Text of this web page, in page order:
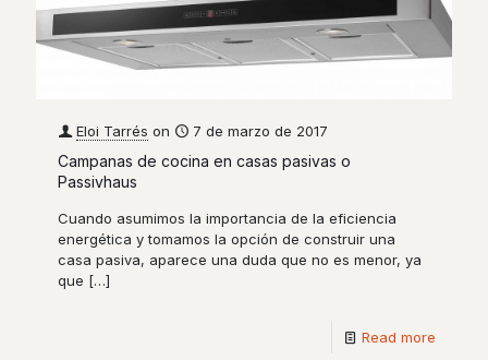
Eloi Tarrés on 7 de marzo de 2017
Campanas de cocina en casas pasivas o
Passivhaus
Cuando asumimos la importancia de la eficiencia
energética y tomamos la opción de construir una
casa pasiva, aparece una duda que no es menor, ya
que […]
Read more